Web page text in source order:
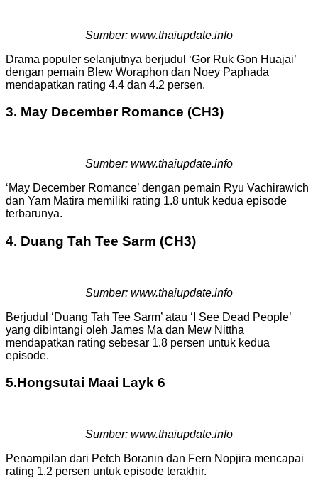
Sumber: www.thaiupdate.info
Drama populer selanjutnya berjudul ‘Gor Ruk Gon Huajai’
dengan pemain Blew Woraphon dan Noey Paphada
mendapatkan rating 4.4 dan 4.2 persen.
3. May December Romance (CH3)
Sumber: www.thaiupdate.info
‘May December Romance’ dengan pemain Ryu Vachirawich
dan Yam Matira memiliki rating 1.8 untuk kedua episode
terbarunya.
4. Duang Tah Tee Sarm (CH3)
Sumber: www.thaiupdate.info
Berjudul ‘Duang Tah Tee Sarm’ atau ‘I See Dead People’
yang dibintangi oleh James Ma dan Mew Nittha
mendapatkan rating sebesar 1.8 persen untuk kedua
episode.
5.Hongsutai Maai Layk 6
Sumber: www.thaiupdate.info
Penampilan dari Petch Boranin dan Fern Nopjira mencapai
rating 1.2 persen untuk episode terakhir.